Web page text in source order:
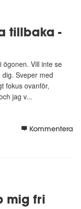
tillbaka -
ögonen. Vill inte se
Sveper med
fokus ovanför,
jag v...
Kommentera
mig fri